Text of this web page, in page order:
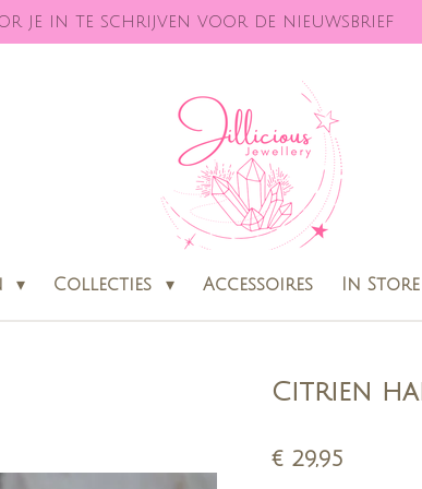
je in te schrijven voor de nieuwsbrief
Collecties Accessoires In Store
Citrien
€ 29,95